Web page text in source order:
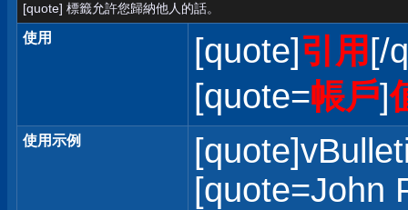
[quote] 標籤允許您歸納他人的話。
使用 [quote] 引用 [/
[quote=帳戶]
使用示例
[quote=John